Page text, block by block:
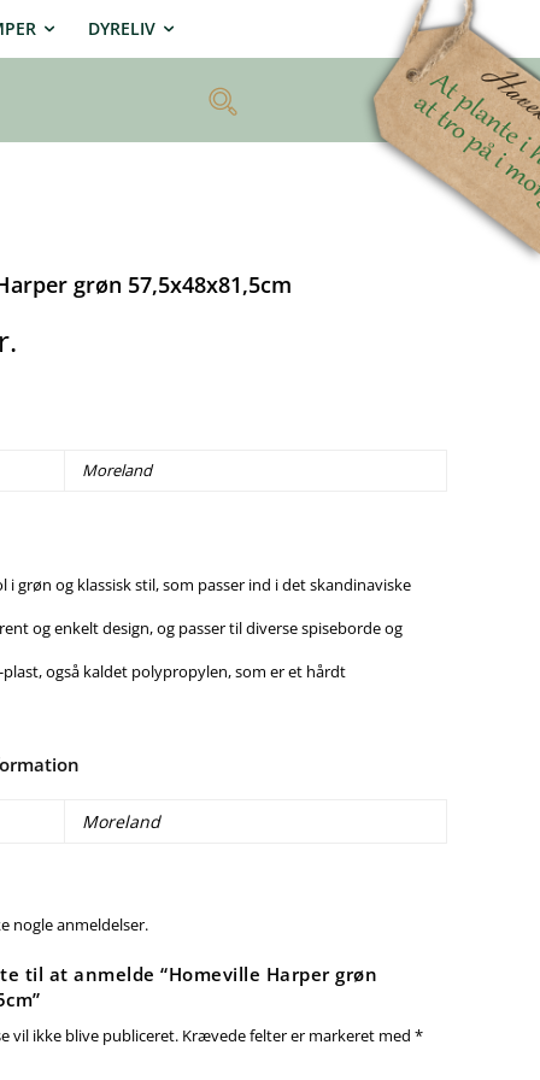
DYRELIV
grøn 57,5x48x81,5cm
Moreland
i grøn og klassisk stil, som passer ind i det skandinaviske
og enkelt design, og passer til diverse spiseborde og
plast, også kaldet polypropylen, som er et hårdt
Moreland
nogle anmeldelser.
til at anmelde “Homeville Harper grøn
vil ikke blive publiceret. Krævede felter er markeret med*